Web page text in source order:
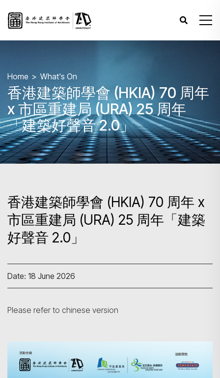
Home What's On
香港建築師學會 (HKIA) 70 周年
x 市區重建局 (URA) 25 周年
「建築好聲音 2.0」
香港建築師學會 (HKIA) 70 周年 x
市區重建局 (URA) 25 周年「建築
好聲音 2.0」
Date: 18 June 2026
Please refer to chinese version